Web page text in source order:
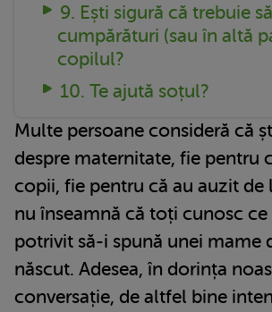
9. Ești sigură că trebuie
cumpărături (sau în altă
copilul?
10. Te ajută soțul?
Multe persoane consideră că
despre maternitate, fie pentru
copii, fie pentru că au auzit de
nu înseamnă că toți cunosc
potrivit să-i spună unei mame
născut. Adesea, în dorința
conversație, de altfel bine